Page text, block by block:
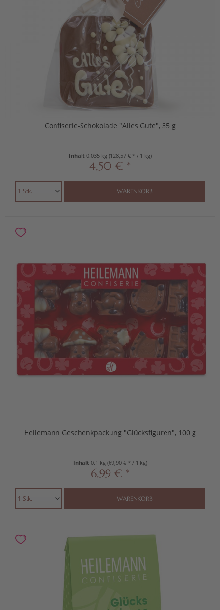
Confiserie-Schokolade "Alles Gute", 35 g
Inhalt 0.035 kg (128,57 € * / 1 kg)
4,50 € *
WARENKORB
Heilemann Geschenkpackung "Glücksfiguren", 100 g
Inhalt 0.1 kg (69,90 € * / 1 kg)
6,99 € *
WARENKORB